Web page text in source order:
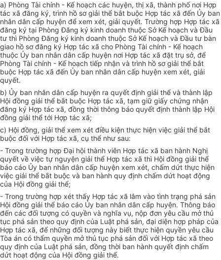
a) Phòng Tài chính - Kế hoạch các huyện, thị xã, thành phố nơi Hợp
tác xã đăng ký, trình hồ sơgiải thể bắt buộc Hợp tác xã đến Ủy ban
nhân dân cấp huyện để xem xét, giải quyết. Trường hợp Hợp tác xã
đăng ký tại Phòng Đăng ký kinh doanh thuộc Sở Kế hoạch và Đầu
tư thì Phòng Đăng ký kinh doanh thuộc SởKế hoạch vàĐầu tư bàn
giao hồ sơđăng ký Hợp tác xã cho Phòng Tài chính - Kế hoạch
thuộc Ủy ban nhân dân cấp huyện nơi Hợp tác xã đặt trụ sở, để
Phòng Tài chính - Kế hoạch tiếp nhận và trình hồ sơ giải thể bắt
buộc Hợp tác xã đến Ủy ban nhân dân cấp huyện xem xét, giải
quyết.
b) Ủy ban nhân dân cấp huyện ra quyết định giải thể và thành lập
Hội đồng giải thể bắt buộc Hợp tác xã, tạm giữ giấy chứng nhận
đăng ký Hợp tác xã, đồng thời thông báo quyết định thành lập Hội
đồng giải thể tới Hợp tác xã;
c) Hội đồng, giải thể xem xét điều kiện thực hiện việc giải thể bắt
buộc đối với Hợp tác xã, cụ thể như sau:
- Trong trường hợp Đại hội thành viên Hợp tác xã ban hành Nghị
quyết về việc tự nguyện giải thể Hợp tác xã thì Hội đồng giải thể
báo cáo Ủy ban nhân dân cấp huyện xem xét, chấm dứt thực hiện
việc giải thể bắt buộc và ban hành quy định chấm dứt hoạt động
của Hội đồng giải thể;
- Trong trường hợp xét thấy Hợp tác xã lâm vào tình trạng phá sản
Hội đồng giải thể báo cáo Ủy ban nhân dân cấp huyện. Thông báo
đến các đối tượng có quyền và nghĩa vụ, nộp đơn yêu cầu mởthủ
tục phá sản theo quy định của Luật phá sản, đại diện hợp pháp của
Hợp tác xã, để những đối tượng này biết thực hiện quyền yêu cầu
Tòa án có thẩm quyền mở thủ tục phá sản đối với Hợp tác xã theo
quy định của Luật phá sản, đồng thời ban hành quyết định chấm
dứt hoạt động của Hội đồng giải thể.